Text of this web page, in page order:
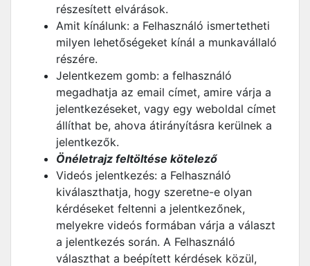
részesített elvárások.
Amit kínálunk: a Felhasználó ismertetheti
milyen lehetőségeket kínál a munkavállaló
részére.
Jelentkezem gomb: a felhasználó
megadhatja az email címet, amire várja a
jelentkezéseket, vagy egy weboldal címet
állíthat be, ahova átirányításra kerülnek a
jelentkezők.
Önéletrajz feltöltése kötelező
Videós jelentkezés: a Felhasználó
kiválaszthatja, hogy szeretne-e olyan
kérdéseket feltenni a jelentkezőnek,
melyekre videós formában várja a választ
a jelentkezés során. A Felhasználó
választhat a beépített kérdések közül,